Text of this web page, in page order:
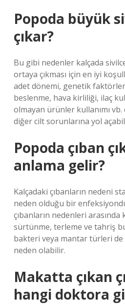
Popoda büyük
çıkar?
Bu gibi nedenler kalçada
ortaya çıkması için en iyi
adet dönemi, genetik
beslenme, hava kirliliği, ilaç
olmayan ürünler kullanımı vb.
diğer cilt sorunlarına yol
Popoda çıban
anlama gelir?
Kalçadaki çıbanların nedeni
neden olduğu bir
çıbanların nedenleri
sürtünme, terleme ve tahriş
bakteri veya mantar türleri de
neden olabilir.
Makatta çıkan
hangi doktora